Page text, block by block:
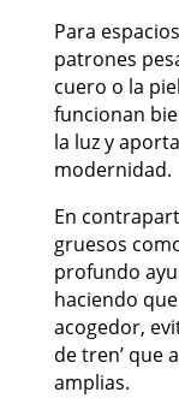
Para
patrones
cuero o la
funcionan
la luz y
modernidad.
En
gruesos
profundo
haciendo
acogedor,
de tren’ que
amplias.